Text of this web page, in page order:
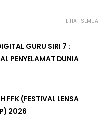
LIHAT SEMUA
GURU SIRI 7 :
PENYELAMAT DUNIA
FFK (FESTIVAL LENSA
2026